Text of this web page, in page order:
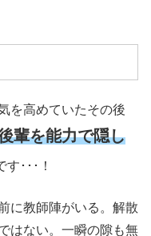
を高めていたその後
輩を能力で隠し
す･･･！
に教師陣がいる。解散
はない。一瞬の隙も無